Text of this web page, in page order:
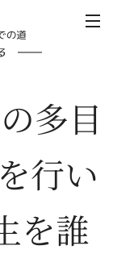
の道
多目
行い
を誰